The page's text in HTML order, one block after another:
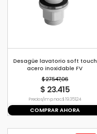
Desagüe lavatorio soft touch
acero inoxidable FV
$ 27.547,06
$ 23.415
Precio s/imp. nac. $ 19.351,24
COMPRAR AHORA